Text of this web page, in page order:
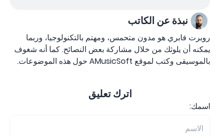
نبذة عن الكاتب
روبرت فابري هو مدون متحمس، ومهتم بالتكنولوجيا، وربما
يمكنه أن يلوثك من خلال مشاركة بعض النصائح. كما أنه شغوف
بالموسيقى وكتب لموقع AMusicSoft حول هذه الموضوعات.
اترك تعليق
اسمك: